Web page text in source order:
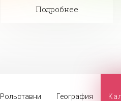
Подробнее
Рольставни География